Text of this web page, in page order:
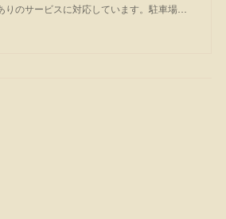
りのサービスに対応しています。駐車場…